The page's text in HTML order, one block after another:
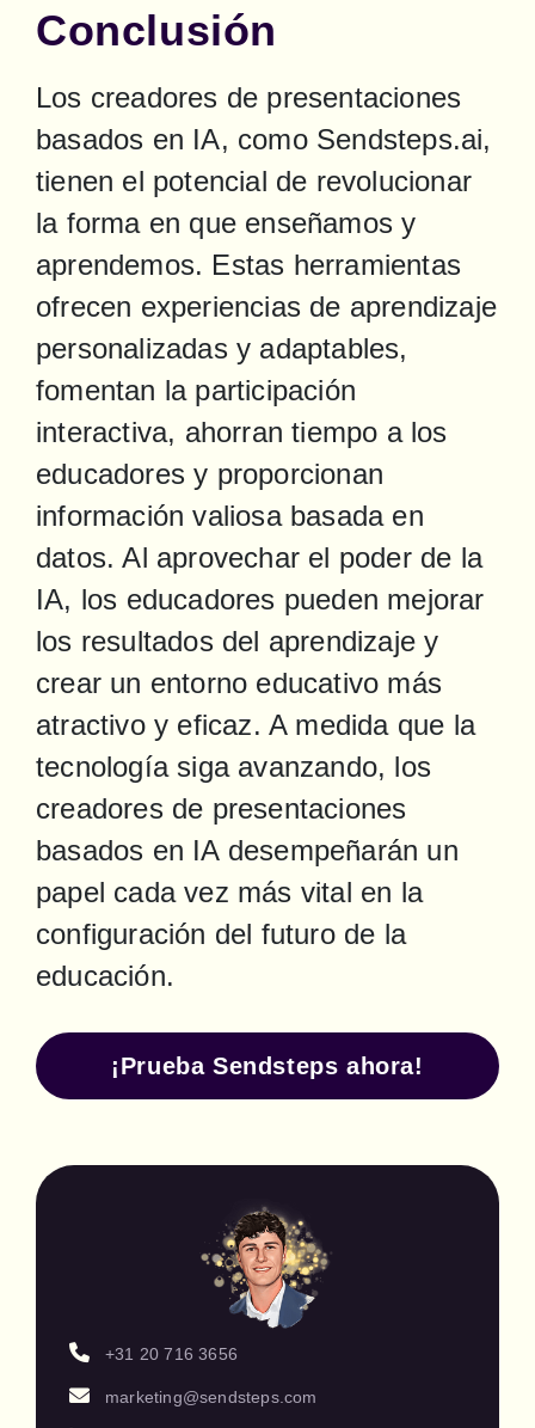
Conclusión
Los creadores de presentaciones
basados en IA, como Sendsteps.ai,
tienen el potencial de revolucionar
la forma en que enseñamos y
aprendemos. Estas herramientas
ofrecen experiencias de aprendizaje
personalizadas y adaptables,
fomentan la participación
interactiva, ahorran tiempo a los
educadores y proporcionan
información valiosa basada en
datos. Al aprovechar el poder de la
IA, los educadores pueden mejorar
los resultados del aprendizaje y
crear un entorno educativo más
atractivo y eficaz. A medida que la
tecnología siga avanzando, los
creadores de presentaciones
basados en IA desempeñarán un
papel cada vez más vital en la
configuración del futuro de la
educación.
¡Prueba Sendsteps ahora!
+31 20 716 3656
marketing@sendsteps.com